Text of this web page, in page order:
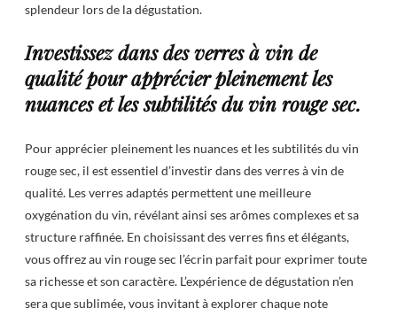
splendeur lors de la dégustation.
Investissez dans des verres à vin de
qualité pour apprécier pleinement les
nuances et les subtilités du vin rouge sec.
Pour apprécier pleinement les nuances et les subtilités du vin
rouge sec, il est essentiel d’investir dans des verres à vin de
qualité. Les verres adaptés permettent une meilleure
oxygénation du vin, révélant ainsi ses arômes complexes et sa
structure raffinée. En choisissant des verres fins et élégants,
vous offrez au vin rouge sec l’écrin parfait pour exprimer toute
sa richesse et son caractère. L’expérience de dégustation n’en
sera que sublimée, vous invitant à explorer chaque note